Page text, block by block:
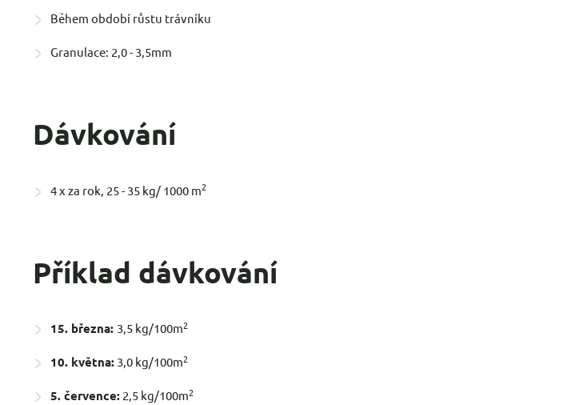
Během období růstu trávníku
Granulace: 2,0 - 3,5mm
Dávkování
4 x za rok, 25 - 35 kg/ 1000 m2
Příklad dávkování
15. března: 3,5 kg/100m2
10. května: 3,0 kg/100m2
5. července: 2,5 kg/100m2